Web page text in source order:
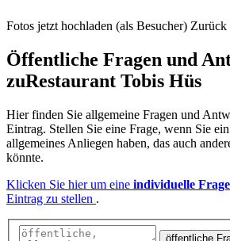
Fotos jetzt hochladen (als Besucher) Zurück
Öffentliche Fragen und
zuRestaurant Tobis Hüs
Hier finden Sie allgemeine Fragen und
Eintrag. Stellen Sie eine Frage, wenn Sie
allgemeines Anliegen haben, das auch
könnte.
Klicken Sie hier um eine individuelle Frage
Eintrag zu stellen .
öffentliche